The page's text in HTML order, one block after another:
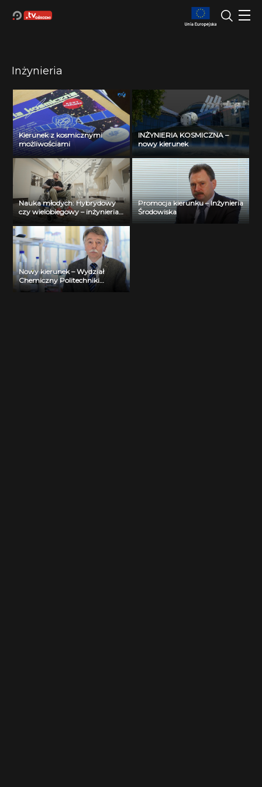
Inżynieria
Kierunek z kosmicznymi
możliwościami
INŻYNIERIA KOSMICZNA –
nowy kierunek
Nauka młodych: Hybrydowy
czy wielobiegowy – inżynieria
na wózkach osadzona
Promocja kierunku – Inżynieria
Środowiska
Nowy kierunek – Wydział
Chemiczny Politechniki
Śląskiej